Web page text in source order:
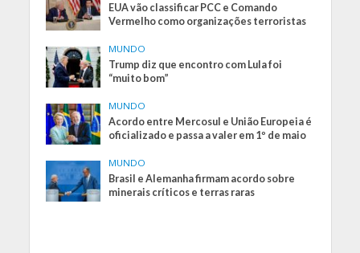
EUA vão classificar PCC e Comando
Vermelho como organizações terroristas
MUNDO
Trump diz que encontro com Lula foi
“muito bom”
MUNDO
Acordo entre Mercosul e União Europeia é
oficializado e passa a valer em 1º de maio
MUNDO
Brasil e Alemanha firmam acordo sobre
minerais críticos e terras raras